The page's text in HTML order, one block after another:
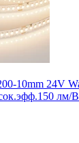
10mm 24V
лм/